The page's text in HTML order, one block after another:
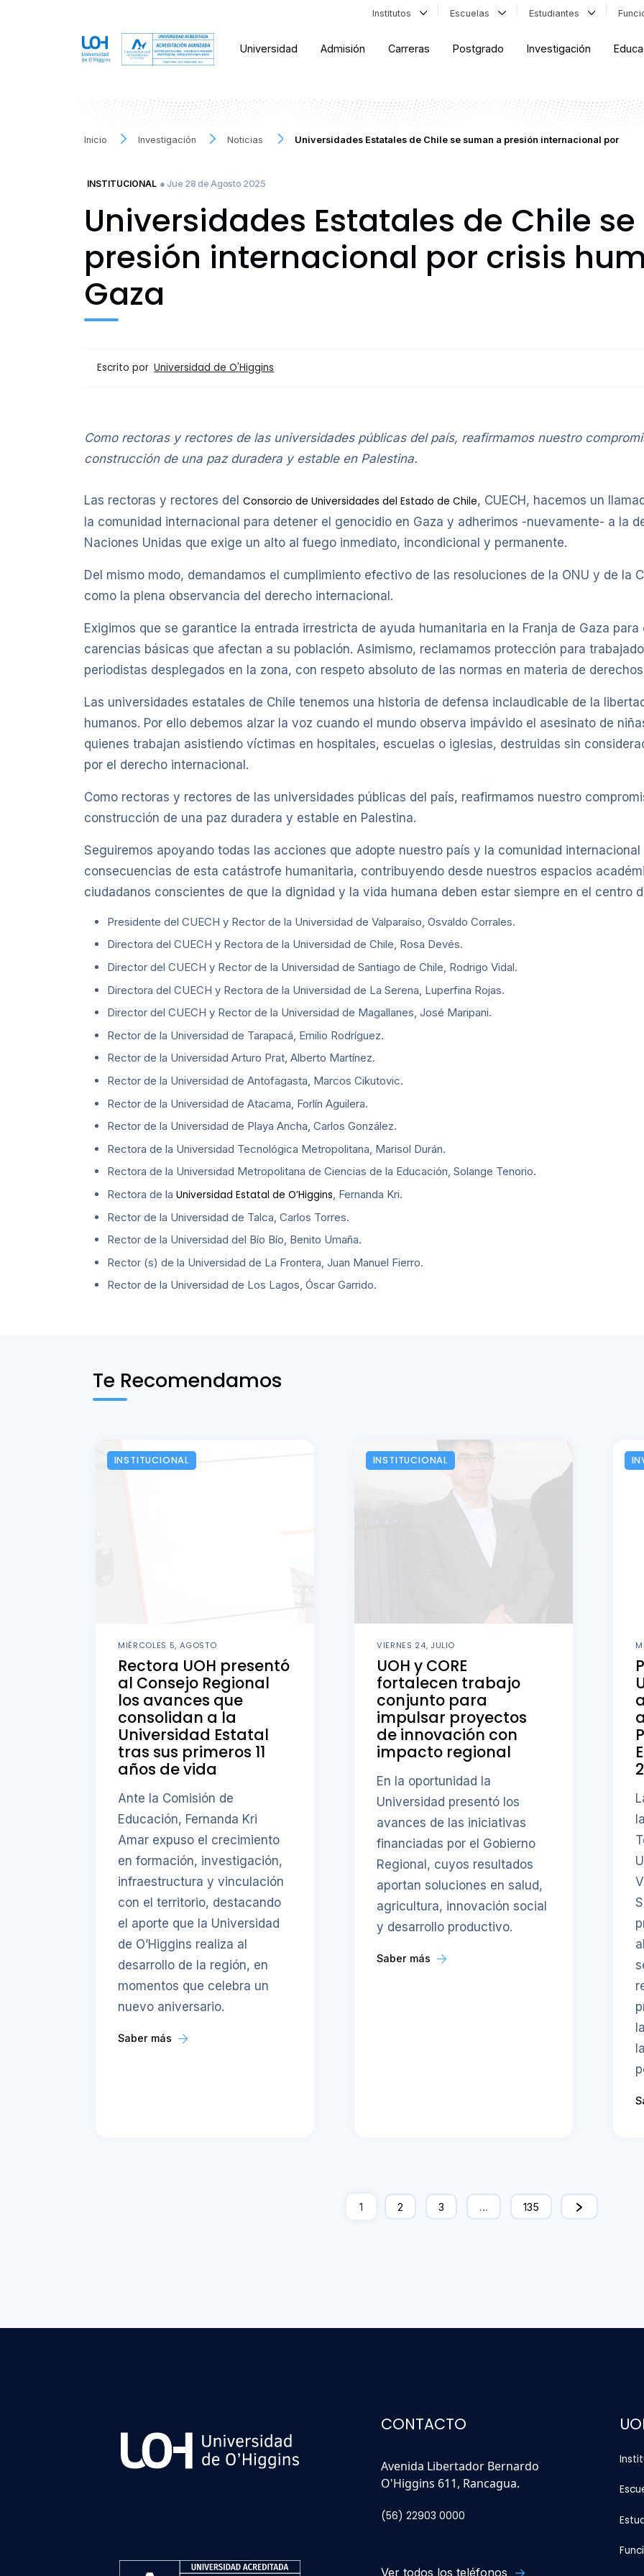
Institutos Escuelas Estudiantes
Universidad Admisión Carreras Postgrado Investigación
Inicio Investigación Noticias Universidades Estatales de Chile se suman a presión internacional por
INSTITUCIONAL ● Jue 28 de Agosto 2025
Universidades Estatales de Chile
presión internacional por crisis
Gaza
Escrito por Universidad de O'Higgins
Como rectoras y rectores de las universidades públicas del país, reafirmamos nuestro
construcción de una paz duradera y estable en Palestina.
Las rectoras y rectores del Consorcio de Universidades del Estado de Chile, CUECH, hacemos un
la comunidad internacional para detener el genocidio en Gaza y adherimos -nuevamente- a la
Naciones Unidas que exige un alto al fuego inmediato, incondicional y permanente.
Del mismo modo, demandamos el cumplimiento efectivo de las resoluciones de la ONU y de la
como la plena observancia del derecho internacional.
Exigimos que se garantice la entrada irrestricta de ayuda humanitaria en la Franja de Gaza
carencias básicas que afectan a su población. Asimismo, reclamamos protección para
periodistas desplegados en la zona, con respeto absoluto de las normas en materia de
Las universidades estatales de Chile tenemos una historia de defensa inclaudicable de la
humanos. Por ello debemos alzar la voz cuando el mundo observa impávido el asesinato de
quienes trabajan asistiendo víctimas en hospitales, escuelas o iglesias, destruidas sin
por el derecho internacional.
Como rectoras y rectores de las universidades públicas del país, reafirmamos nuestro
construcción de una paz duradera y estable en Palestina.
Seguiremos apoyando todas las acciones que adopte nuestro país y la comunidad
consecuencias de esta catástrofe humanitaria, contribuyendo desde nuestros espacios
ciudadanos conscientes de que la dignidad y la vida humana deben estar siempre en el centro
Presidente del CUECH y Rector de la Universidad de Valparaíso, Osvaldo Corrales.
Directora del CUECH y Rectora de la Universidad de Chile, Rosa Devés.
Director del CUECH y Rector de la Universidad de Santiago de Chile, Rodrigo Vidal.
Directora del CUECH y Rectora de la Universidad de La Serena, Luperfina Rojas.
Director del CUECH y Rector de la Universidad de Magallanes, José Maripani.
Rector de la Universidad de Tarapacá, Emilio Rodríguez.
Rector de la Universidad Arturo Prat, Alberto Martínez.
Rector de la Universidad de Antofagasta, Marcos Cikutovic.
Rector de la Universidad de Atacama, Forlín Aguilera.
Rector de la Universidad de Playa Ancha, Carlos González.
Rectora de la Universidad Tecnológica Metropolitana, Marisol Durán.
Rectora de la Universidad Metropolitana de Ciencias de la Educación, Solange Tenorio.
Rectora de la Universidad Estatal de O’Higgins, Fernanda Kri.
Rector de la Universidad de Talca, Carlos Torres.
Rector de la Universidad del Bío Bío, Benito Umaña.
Rector (s) de la Universidad de La Frontera, Juan Manuel Fierro.
Rector de la Universidad de Los Lagos, Óscar Garrido.
Te Recomendamos
INSTITUCIONAL
MIÉRCOLES 5, AGOSTO
Rectora UOH presentó
al Consejo Regional
los avances que
consolidan a la
Universidad Estatal
tras sus primeros 11
años de vida
Ante la Comisión de
Educación, Fernanda Kri
Amar expuso el crecimiento
en formación, investigación,
infraestructura y vinculación
con el territorio, destacando
el aporte que la Universidad
de O’Higgins realiza al
desarrollo de la región, en
momentos que celebra un
nuevo aniversario.
Saber más
INSTITUCIONAL
VIERNES 24, JULIO
UOH y CORE
fortalecen trabajo
conjunto para
impulsar proyectos
de innovación con
impacto regional
En la oportunidad la
Universidad presentó los
avances de las iniciativas
financiadas por el Gobierno
Regional, cuyos resultados
aportan soluciones en salud,
agricultura, innovación social
y desarrollo productivo.
Saber más
1 2 3 … 135
CONTACTO
Avenida Libertador Bernardo
O'Higgins 611, Rancagua.
(56) 22903 0000
Ver todos los teléfonos